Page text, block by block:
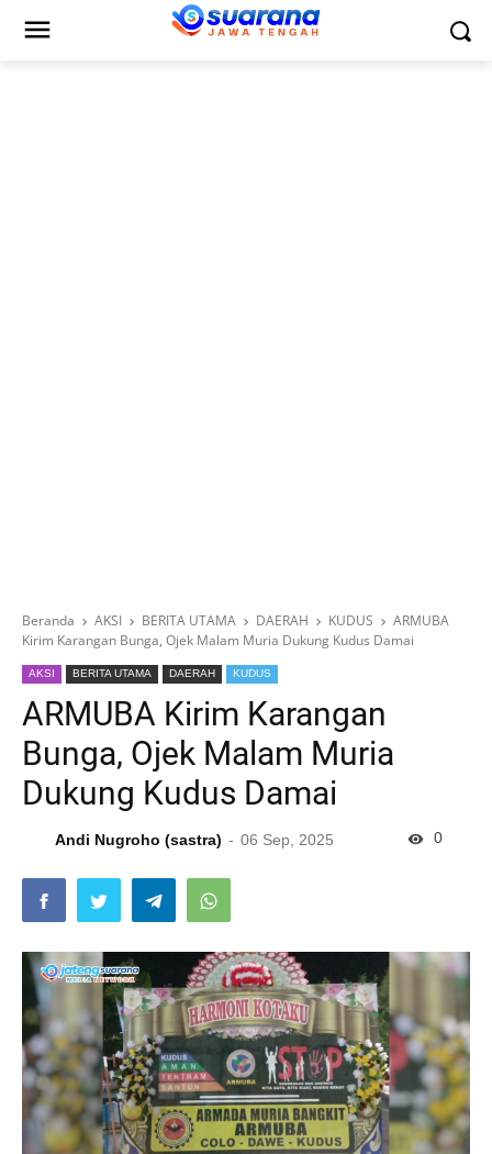
Beranda AKSI BERITA UTAMA DAERAH KUDUS
ARMUBA
Kirim Karangan Bunga, Ojek Malam Muria Dukung Kudus Damai
AKSI BERITA UTAMA DAERAH KUDUS
ARMUBA Kirim Karangan
Bunga, Ojek Malam Muria
Dukung Kudus Damai
Andi Nugroho (sastra) 06 Sep, 2025 0